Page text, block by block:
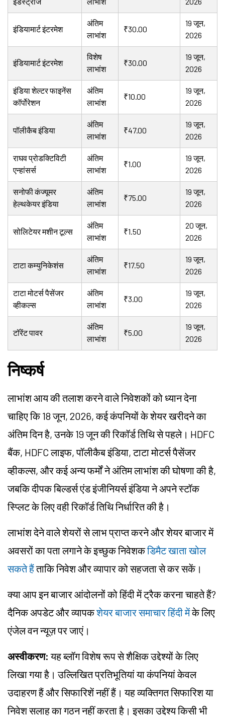
इंडियामार्ट इंटरमेश
अंतिम
लाभांश
₹30.00
19 जून,
2026
इंडियामार्ट इंटरमेश
विशेष
लाभांश
₹30.00
19 जून,
2026
इंडिया शेल्टर फाइनेंस
कॉर्पोरेशन
अंतिम
लाभांश
₹10.00
19 जून,
2026
पॉलीकैब इंडिया
अंतिम
लाभांश
₹47.00
19 जून,
2026
राघव प्रोडक्टिविटी
एन्हांसर्स
अंतिम
लाभांश
₹1.00
19 जून,
2026
सनोफी कंज्यूमर
हेल्थकेयर इंडिया
अंतिम
लाभांश
₹75.00
19 जून,
2026
सोलिटेयर मशीन टूल्स
अंतिम
लाभांश
₹1.50
20 जून,
2026
टाटा कम्युनिकेशंस
अंतिम
लाभांश
₹17.50
19 जून,
2026
टाटा मोटर्स पैसेंजर
व्हीकल्स
अंतिम
लाभांश
₹3.00
19 जून,
2026
टॉरेंट पावर
अंतिम
लाभांश
₹5.00
19 जून,
2026
निष्कर्ष
लाभांश आय की तलाश करने वाले निवेशकों को ध्यान देना
चाहिए कि 18 जून, 2026, कई कंपनियों के शेयर खरीदने का
अंतिम दिन है, उनके 19 जून की रिकॉर्ड तिथि से पहले। HDFC
बैंक, HDFC लाइफ, पॉलीकैब इंडिया, टाटा मोटर्स पैसेंजर
व्हीकल्स, और कई अन्य फर्मों ने अंतिम लाभांश की घोषणा की है,
जबकि दीपक बिल्डर्स एंड इंजीनियर्स इंडिया ने अपने स्टॉक
स्प्लिट के लिए वही रिकॉर्ड तिथि निर्धारित की है।
लाभांश देने वाले शेयरों से लाभ प्राप्त करने और शेयर बाजार में
अवसरों का पता लगाने के इच्छुक निवेशकडिमैट खाता खोल
सकते हैंताकि निवेश और व्यापार को सहजता से कर सकें।
क्या आप इन बाजार आंदोलनों को हिंदी में ट्रैक करना चाहते हैं?
दैनिक अपडेट और व्यापकशेयर बाजार समाचार हिंदी मेंके लिए
एंजेल वन न्यूज़ पर जाएं।
अस्वीकरण: यह ब्लॉग विशेष रूप से शैक्षिक उद्देश्यों के लिए
लिखा गया है। उल्लिखित प्रतिभूतियां या कंपनियां केवल
उदाहरण हैं और सिफारिशें नहीं हैं। यह व्यक्तिगत सिफारिश या
निवेश सलाह का गठन नहीं करता है। इसका उद्देश्य किसी भी